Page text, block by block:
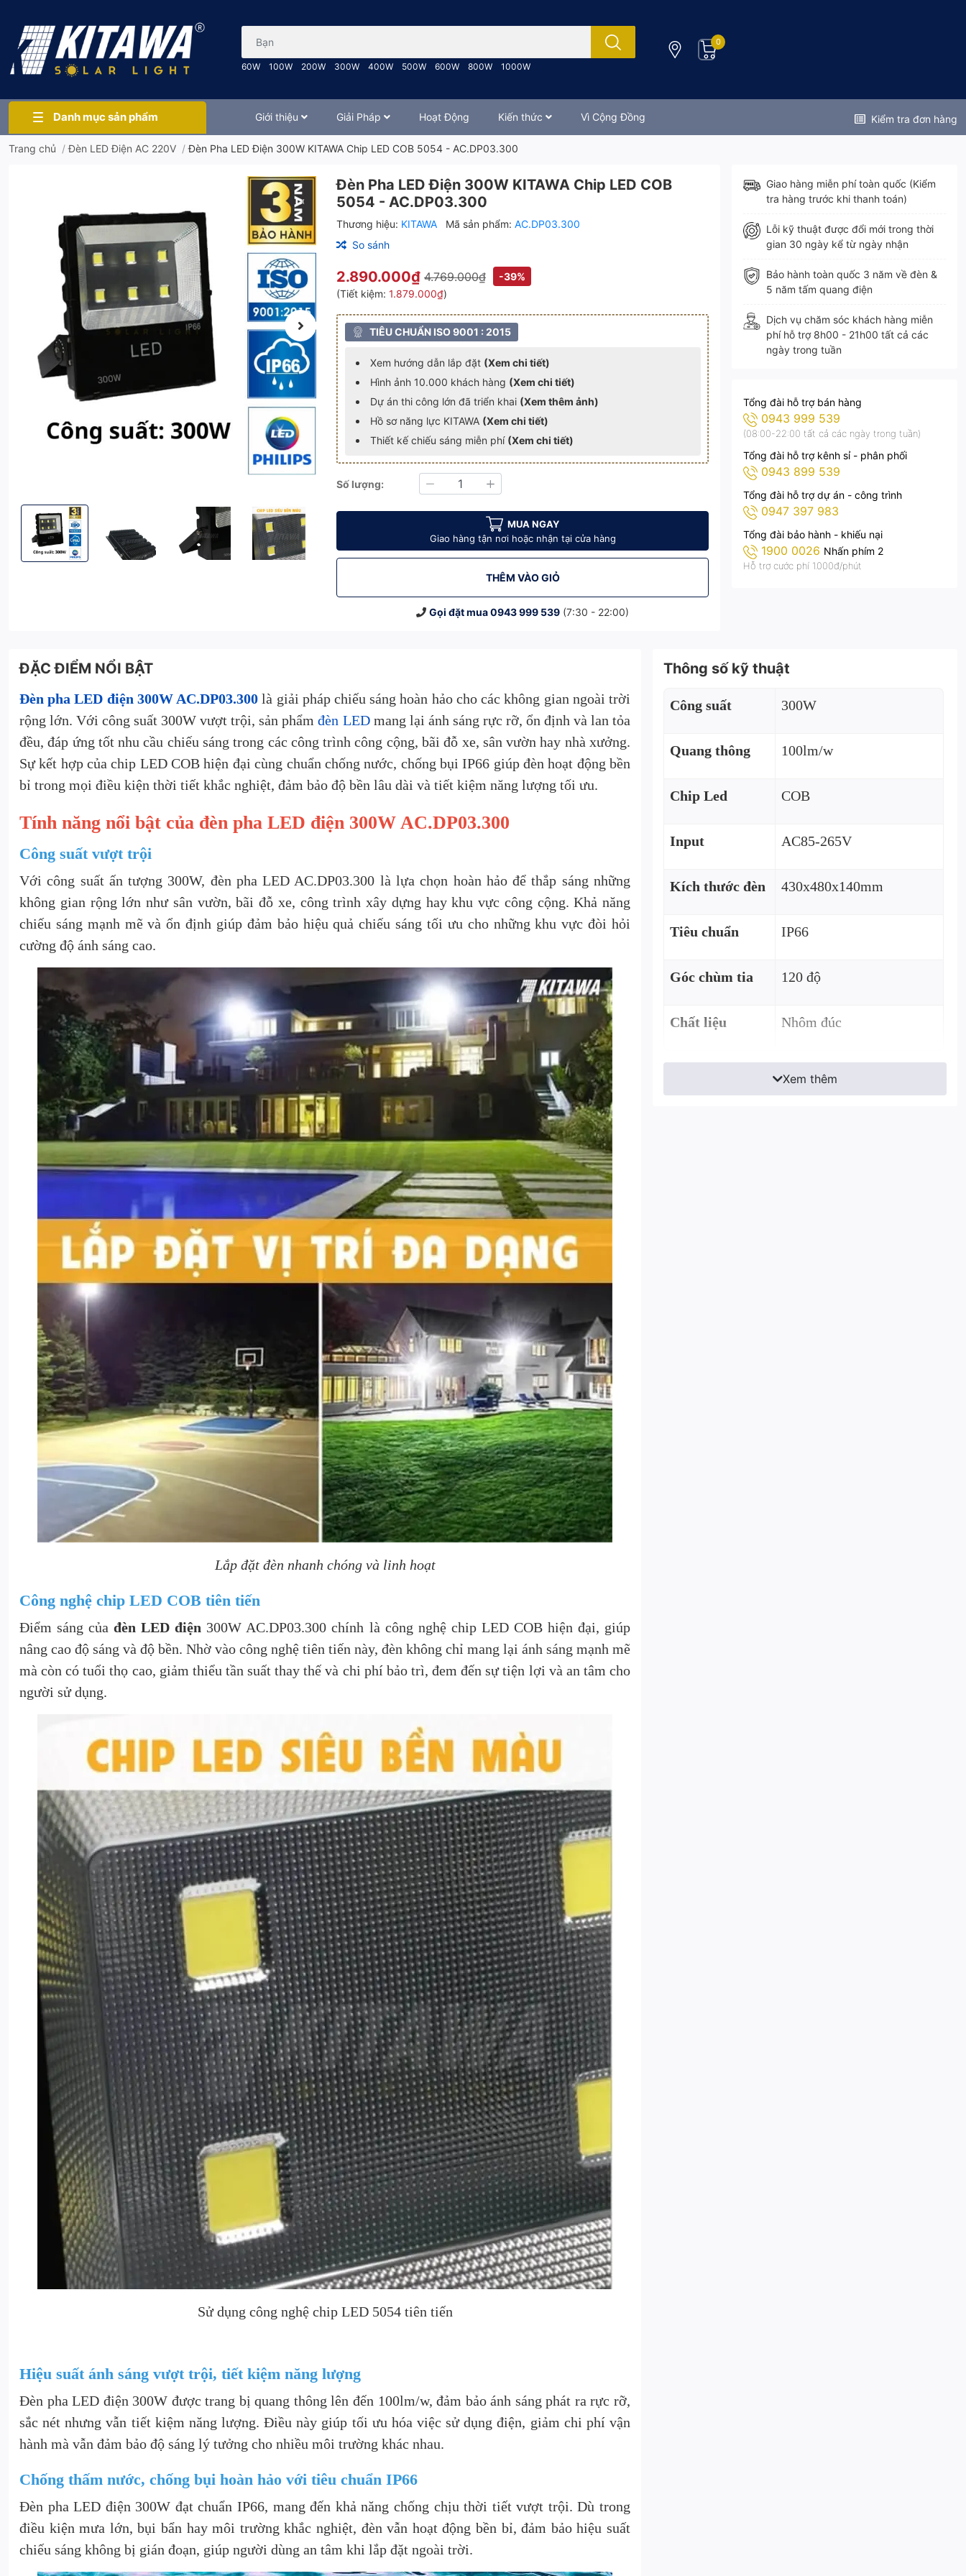
60W 100W 200W 300W 400W 500W 600W 800W 1000W
0
Danh mục sản phẩm Giới thiệu Giải Pháp Hoạt Động Kiến thức Vì Cộng Đồng Kiểm tra đơn hàng
Trang chủ /Đèn LED Điện AC 220V /Đèn Pha LED Điện 300W KITAWA Chip LED COB 5054 - AC.DP03.300
Đèn Pha LED Điện 300W KITAWA Chip LED COB 5054 - AC.DP03.300
Đèn Pha LED Điện 300W KITAWA Chip LED COB 5054 - AC.DP03.300
Đèn Pha LED Điện 300W KITAWA Chip LED COB 5054 - AC.DP03.300
Đèn Pha LED Điện 300W KITAWA Chip LED COB 5054 - AC.DP03.300
Đèn Pha LED Điện 300W KITAWA Chip LED COB 5054 - AC.DP03.300
Đèn Pha LED Điện 300W KITAWA Chip LED COB 5054 - AC.DP03.300
Đèn Pha LED Điện 300W KITAWA Chip LED COB 5054 - AC.DP03.300
Đèn Pha LED Điện 300W KITAWA Chip LED COB
5054 - AC.DP03.300
Thương hiệu: KITAWA Mã sản phẩm: AC.DP03.300
So sánh
2.890.000₫ 4.769.000₫
-39%
(Tiết kiệm: 1.879.000₫)
TIÊU CHUẨN ISO 9001 : 2015
Xem hướng dẫn lắp đặt (Xem chi tiết)
Hình ảnh 10.000 khách hàng (Xem chi tiết)
Dự án thi công lớn đã triển khai (Xem thêm ảnh)
Hồ sơ năng lực KITAWA (Xem chi tiết)
Thiết kế chiếu sáng miễn phí (Xem chi tiết)
Số lượng:
Giảm Tăng
MUA NGAY
Giao hàng tận nơi hoặc nhận tại cửa hàng
THÊM VÀO GIỎ
Gọi đặt mua0943 999 539 (7:30 - 22:00)
Giao hàng miễn phí toàn quốc (Kiểm
tra hàng trước khi thanh toán)
Lỗi kỹ thuật được đổi mới trong thời
gian 30 ngày kể từ ngày nhận
Bảo hành toàn quốc 3 năm về đèn &
5 năm tấm quang điện
Dịch vụ chăm sóc khách hàng miễn
phí hỗ trợ 8h00 - 21h00 tất cả các
ngày trong tuần
Tổng đài hỗ trợ bán hàng
0943 999 539
(08:00-22:00 tất cả các ngày trong tuần)
Tổng đài hỗ trợ kênh sỉ - phân phối
0943 899 539
Tổng đài hỗ trợ dự án - công trình
0947 397 983
Tổng đài bảo hành - khiếu nại
1900 0026 Nhấn phím 2
Hỗ trợ cước phí 1.000đ/phút
ĐẶC ĐIỂM NỔI BẬT
Đèn pha LED điện 300W AC.DP03.300 là giải pháp chiếu sáng hoàn hảo cho các không gian ngoài trời
rộng lớn. Với công suất 300W vượt trội, sản phẩmđèn LEDmang lại ánh sáng rực rỡ, ổn định và lan tỏa
đều, đáp ứng tốt nhu cầu chiếu sáng trong các công trình công cộng, bãi đỗ xe, sân vườn hay nhà xưởng.
Sự kết hợp của chip LED COB hiện đại cùng chuẩn chống nước, chống bụi IP66 giúp đèn hoạt động bền
bỉ trong mọi điều kiện thời tiết khắc nghiệt, đảm bảo độ bền lâu dài và tiết kiệm năng lượng tối ưu.
Tính năng nổi bật của đèn pha LED điện 300W AC.DP03.300
Công suất vượt trội
Với công suất ấn tượng 300W, đèn pha LED AC.DP03.300 là lựa chọn hoàn hảo để thắp sáng những
không gian rộng lớn như sân vườn, bãi đỗ xe, công trình xây dựng hay khu vực công cộng. Khả năng
chiếu sáng mạnh mẽ và ổn định giúp đảm bảo hiệu quả chiếu sáng tối ưu cho những khu vực đòi hỏi
cường độ ánh sáng cao.
Lắp đặt đèn nhanh chóng và linh hoạt
Công nghệ chip LED COB tiên tiến
Điểm sáng củađèn LED điện 300W AC.DP03.300 chính là công nghệ chip LED COB hiện đại, giúp
nâng cao độ sáng và độ bền. Nhờ vào công nghệ tiên tiến này, đèn không chỉ mang lại ánh sáng mạnh mẽ
mà còn có tuổi thọ cao, giảm thiểu tần suất thay thế và chi phí bảo trì, đem đến sự tiện lợi và an tâm cho
người sử dụng.
Sử dụng công nghệ chip LED 5054 tiên tiến
Hiệu suất ánh sáng vượt trội, tiết kiệm năng lượng
Đèn pha LED điện 300W được trang bị quang thông lên đến 100lm/w, đảm bảo ánh sáng phát ra rực rỡ,
sắc nét nhưng vẫn tiết kiệm năng lượng. Điều này giúp tối ưu hóa việc sử dụng điện, giảm chi phí vận
hành mà vẫn đảm bảo độ sáng lý tưởng cho nhiều môi trường khác nhau.
Chống thấm nước, chống bụi hoàn hảo với tiêu chuẩn IP66
Đèn pha LED điện 300W đạt chuẩn IP66, mang đến khả năng chống chịu thời tiết vượt trội. Dù trong
điều kiện mưa lớn, bụi bẩn hay môi trường khắc nghiệt, đèn vẫn hoạt động bền bỉ, đảm bảo hiệu suất
chiếu sáng không bị gián đoạn, giúp người dùng an tâm khi lắp đặt ngoài trời.
Thông số kỹ thuật
Công suất 300W
Quang thông 100lm/w
Chip Led COB
Input AC85-265V
Kích thước đèn 430x480x140mm
Tiêu chuẩn IP66
Góc chùm tia 120 độ
Chất liệu Nhôm đúc
Xem thêm